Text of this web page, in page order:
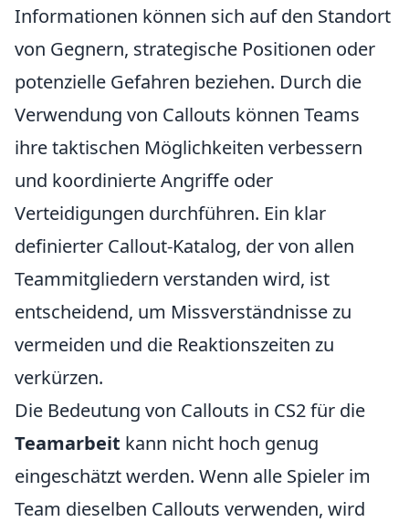
Informationen können sich auf den Standort
von Gegnern, strategische Positionen oder
potenzielle Gefahren beziehen. Durch die
Verwendung von Callouts können Teams
ihre taktischen Möglichkeiten verbessern
und koordinierte Angriffe oder
Verteidigungen durchführen. Ein klar
definierter Callout-Katalog, der von allen
Teammitgliedern verstanden wird, ist
entscheidend, um Missverständnisse zu
vermeiden und die Reaktionszeiten zu
verkürzen.
Die Bedeutung von Callouts in CS2 für die
Teamarbeit kann nicht hoch genug
eingeschätzt werden. Wenn alle Spieler im
Team dieselben Callouts verwenden, wird